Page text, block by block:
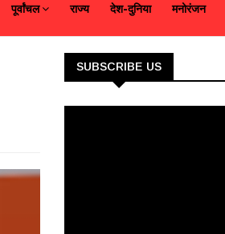
पूर्वांचल राज्य देश-दुनिया मनोरंजन
SUBSCRIBE US